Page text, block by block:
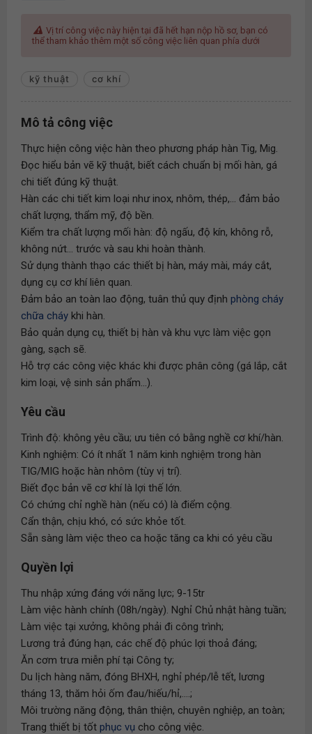
Vị trí công việc này hiện tại đã hết hạn nộp hồ sơ, bạn có
thể tham khảo thêm một số công việc liên quan phía dưới
kỹ thuật cơ khí
Mô tả công việc
Thực hiện công việc hàn theo phương pháp hàn Tig, Mig.
Đọc hiểu bản vẽ kỹ thuật, biết cách chuẩn bị mối hàn, gá
chi tiết đúng kỹ thuật.
Hàn các chi tiết kim loại như inox, nhôm, thép,... đảm bảo
chất lượng, thẩm mỹ, độ bền.
Kiểm tra chất lượng mối hàn: độ ngấu, độ kín, không rỗ,
không nứt... trước và sau khi hoàn thành.
Sử dụng thành thạo các thiết bị hàn, máy mài, máy cắt,
dụng cụ cơ khí liên quan.
Đảm bảo an toàn lao động, tuân thủ quy định phòng cháy
chữa cháy khi hàn.
Bảo quản dụng cụ, thiết bị hàn và khu vực làm việc gọn
gàng, sạch sẽ.
Hỗ trợ các công việc khác khi được phân công (gá lắp, cắt
kim loại, vệ sinh sản phẩm...).
Yêu cầu
Trình độ: không yêu cầu; ưu tiên có bằng nghề cơ khí/hàn.
Kinh nghiệm: Có ít nhất 1 năm kinh nghiệm trong hàn
TIG/MIG hoặc hàn nhôm (tùy vị trí).
Biết đọc bản vẽ cơ khí là lợi thế lớn.
Có chứng chỉ nghề hàn (nếu có) là điểm cộng.
Cẩn thận, chịu khó, có sức khỏe tốt.
Sẵn sàng làm việc theo ca hoặc tăng ca khi có yêu cầu
Quyền lợi
Thu nhập xứng đáng với năng lực; 9-15tr
Làm việc hành chính (08h/ngày). Nghỉ Chủ nhật hàng tuần;
Làm việc tại xưởng, không phải đi công trình;
Lương trả đúng hạn, các chế độ phúc lợi thoả đáng;
Ăn cơm trưa miễn phí tại Công ty;
Du lịch hàng năm, đóng BHXH, nghỉ phép/lễ tết, lương
tháng 13, thăm hỏi ốm đau/hiếu/hỉ,....;
Môi trường năng động, thân thiện, chuyên nghiệp, an toàn;
Trang thiết bị tốt phục vụ cho công việc.